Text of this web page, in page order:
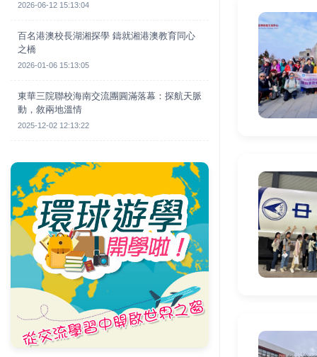
2026-06-12 15:13:04
百名港澳校長湖湘探學 鑄就湘港澳教育同心
之橋
2026-01-06 15:13:05
東華三院聯校海南交流團圓滿落幕：探航天脈
動，敘兩地溫情
2025-12-02 12:13:22